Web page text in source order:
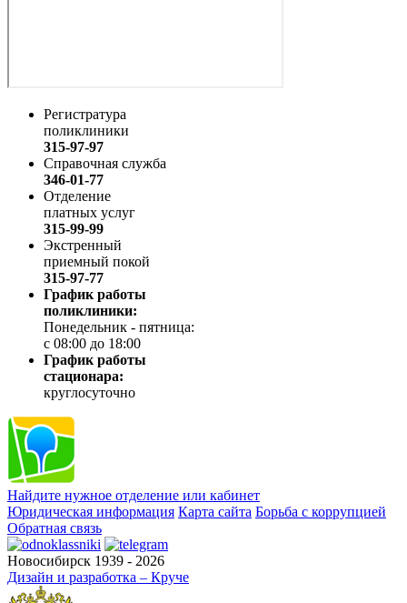
Регистратура
поликлиники
315-97-97
Справочная служба
346-01-77
Отделение
платных услуг
315-99-99
Экстренный
приемный покой
315-97-77
График работы
поликлиники:
Понедельник - пятница:
с 08:00 до 18:00
График работы
стационара:
круглосуточно
Найдите нужное отделение или кабинет
Юридическая информация Карта сайта Борьба с коррупцией
Обратная связь
Новосибирск 1939 - 2026
Дизайн и разработка – Круче